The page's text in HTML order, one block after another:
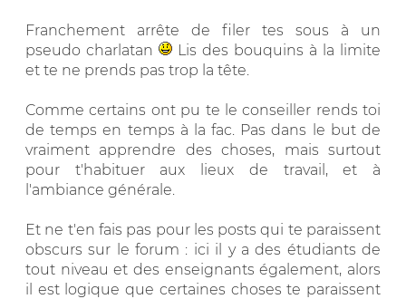
Franchement arrête de filer tes sous à un
pseudo charlatan
Lis des bouquins à la limite
et te ne prends pas trop la tête.
Comme certains ont pu te le conseiller rends toi
de temps en temps à la fac. Pas dans le but de
vraiment apprendre des choses, mais surtout
pour t'habituer aux lieux de travail, et à
l'ambiance générale.
Et ne t'en fais pas pour les posts qui te paraissent
obscurs sur le forum : ici il y a des étudiants de
tout niveau et des enseignants également, alors
il est logique que certaines choses te paraissent